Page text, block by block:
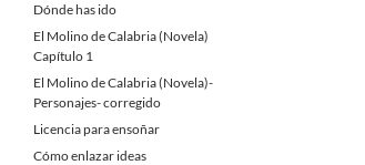
Dónde has ido
El Molino de Calabria (Novela)
Capítulo 1
El Molino de Calabria (Novela)-
Personajes- corregido
Licencia para ensoñar
Cómo enlazar ideas